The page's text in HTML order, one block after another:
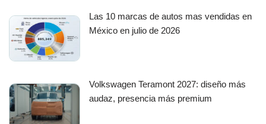
Las 10 marcas de autos mas vendidas en
México en julio de 2026
Volkswagen Teramont 2027: diseño más
audaz, presencia más premium